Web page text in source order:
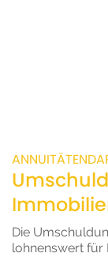
Die
lohnenswert für